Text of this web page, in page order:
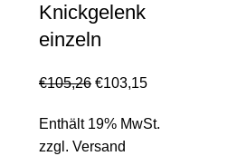
Knickgelenk
einzeln
€105,26 €103,15
Enthält 19% MwSt.
zzgl. Versand